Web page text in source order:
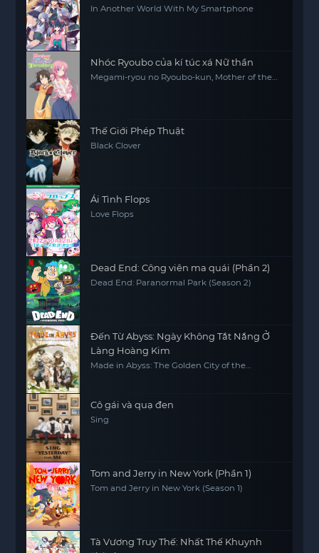
In Another World With My Smartphone
Nhóc Ryoubo của kí túc xá Nữ thần
Megami-ryou no Ryoubo-kun, Mother of the
Thế Giới Phép Thuật
Black Clover
Ái Tình Flops
Love Flops
Dead End: Công viên ma quái (Phần 2)
Dead End: Paranormal Park (Season 2)
Đến Từ Abyss: Ngày Không Tắt Nắng Ở
Làng Hoàng Kim
Made in Abyss: The Golden City of the
Cô gái và quạ đen
Sing
Tom and Jerry in New York (Phần 1)
Tom and Jerry in New York (Season 1)
Tà Vương Truy Thế: Nhất Thế Khuynh